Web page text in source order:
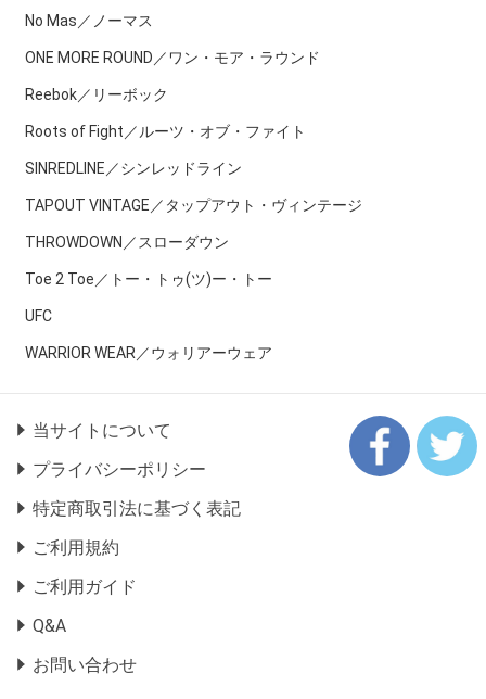
No Mas／ノーマス
ONE MORE ROUND／ワン・モア・ラウンド
Reebok／リーボック
Roots of Fight／ルーツ・オブ・ファイト
SINREDLINE／シンレッドライン
TAPOUT VINTAGE／タップアウト・ヴィンテージ
THROWDOWN／スローダウン
Toe 2 Toe／トー・トゥ(ツ)ー・トー
UFC
WARRIOR WEAR／ウォリアーウェア
当サイトについて
プライバシーポリシー
特定商取引法に基づく表記
ご利用規約
ご利用ガイド
Q&A
お問い合わせ